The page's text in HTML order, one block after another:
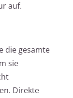
auf.
die gesamte
sie
Direkte